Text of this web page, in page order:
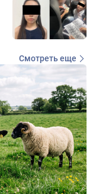
Смотреть еще